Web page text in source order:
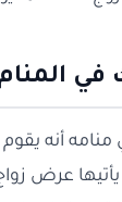
المنام
منامه أنه
عرض